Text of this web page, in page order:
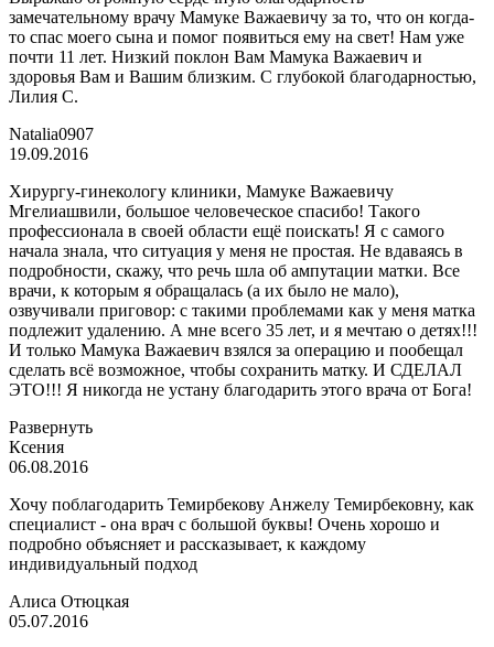
замечательному врачу Мамуке Важаевичу за то, что он когда-
то спас моего сына и помог появиться ему на свет! Нам уже
почти 11 лет. Низкий поклон Вам Мамука Важаевич и
здоровья Вам и Вашим близким. С глубокой благодарностью,
Лилия С.
Natalia0907
19.09.2016
Хирургу-гинекологу клиники, Мамуке Важаевичу
Мгелиашвили, большое человеческое спасибо! Такого
профессионала в своей области ещё поискать! Я с самого
начала знала, что ситуация у меня не простая. Не вдаваясь в
подробности, скажу, что речь шла об ампутации матки. Все
врачи, к которым я обращалась (а их было не мало),
озвучивали приговор: с такими проблемами как у меня матка
подлежит удалению. А мне всего 35 лет, и я мечтаю о детях!!!
И только Мамука Важаевич взялся за операцию и пообещал
сделать всё возможное, чтобы сохранить матку. И СДЕЛАЛ
ЭТО!!! Я никогда не устану благодарить этого врача от Бога!
Развернуть
Ксения
06.08.2016
Хочу поблагодарить Темирбекову Анжелу Темирбековну, как
специалист - она врач с большой буквы! Очень хорошо и
подробно объясняет и рассказывает, к каждому
индивидуальный подход
Алиса Отюцкая
05.07.2016